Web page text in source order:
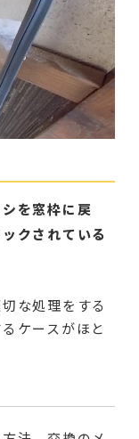
を窓枠に戻
クされている
な処理をする
ケースがほと